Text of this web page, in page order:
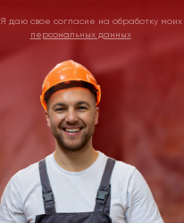
Я даю свое согласие на обработку моих
персональных данных